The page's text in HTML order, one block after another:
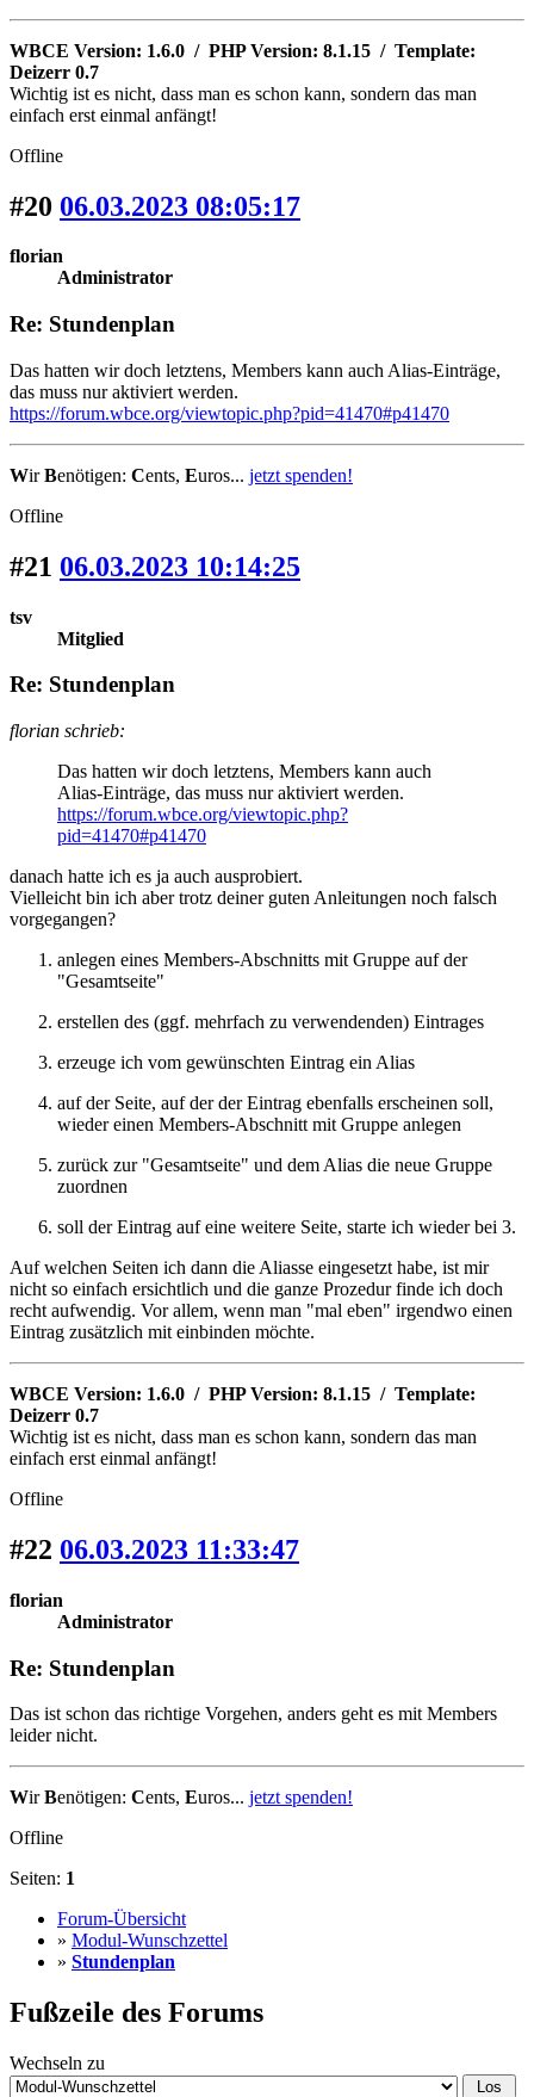
WBCE Version: 1.6.0 / PHP Version: 8.1.15 / Template:
Deizerr 0.7
Wichtig ist es nicht, dass man es schon kann, sondern das man
einfach erst einmal anfängt!
Offline
#20 06.03.2023 08:05:17
florian
Administrator
Re: Stundenplan
Das hatten wir doch letztens, Members kann auch Alias-Einträge,
das muss nur aktiviert werden.
https://forum.wbce.org/viewtopic.php?pid=41470#p41470
WirBenötigen: Cents, Euros... jetzt spenden!
Offline
#21 06.03.2023 10:14:25
tsv
Mitglied
Re: Stundenplan
florian schrieb:
Das hatten wir doch letztens, Members kann auch
Alias-Einträge, das muss nur aktiviert werden.
https://forum.wbce.org/viewtopic.php?
pid=41470#p41470
danach hatte ich es ja auch ausprobiert.
Vielleicht bin ich aber trotz deiner guten Anleitungen noch falsch
vorgegangen?
anlegen eines Members-Abschnitts mit Gruppe auf der
"Gesamtseite"
erstellen des (ggf. mehrfach zu verwendenden) Eintrages
erzeuge ich vom gewünschten Eintrag ein Alias
auf der Seite, auf der der Eintrag ebenfalls erscheinen soll,
wieder einen Members-Abschnitt mit Gruppe anlegen
zurück zur "Gesamtseite" und dem Alias die neue Gruppe
zuordnen
soll der Eintrag auf eine weitere Seite, starte ich wieder bei 3.
Auf welchen Seiten ich dann die Aliasse eingesetzt habe, ist mir
nicht so einfach ersichtlich und die ganze Prozedur finde ich doch
recht aufwendig. Vor allem, wenn man "mal eben" irgendwo einen
Eintrag zusätzlich mit einbinden möchte.
WBCE Version: 1.6.0 / PHP Version: 8.1.15 / Template:
Deizerr 0.7
Wichtig ist es nicht, dass man es schon kann, sondern das man
einfach erst einmal anfängt!
Offline
#22 06.03.2023 11:33:47
florian
Administrator
Re: Stundenplan
Das ist schon das richtige Vorgehen, anders geht es mit Members
leider nicht.
WirBenötigen: Cents, Euros... jetzt spenden!
Offline
Seiten: 1
Forum-Übersicht
» Modul-Wunschzettel
» Stundenplan
Fußzeile des Forums
Wechseln zu